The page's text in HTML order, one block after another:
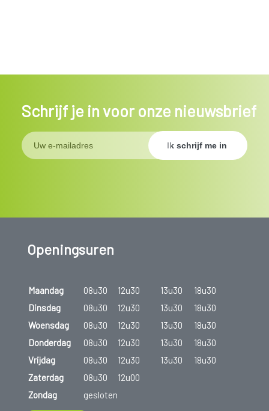
Schrijf je in voor onze nieuwsbrief
Openingsuren
Maandag 08u30 12u30 13u30
18u30
Dinsdag
08u30 12u30 13u30
18u30
Woensdag
08u30 12u30 13u30
18u30
Donderdag
08u30 12u30 13u30
18u30
Vrijdag
08u30 12u30 13u30
18u30
Zaterdag
08u30
12u00
Zondag
gesloten